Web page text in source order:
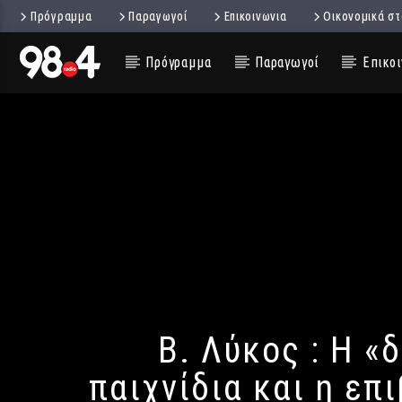
Πρόγραμμα Παραγωγοί Επικοινωνια Οικονομικά
Πρόγραμμα Παραγωγοί
Β. Λύκος : Η
παιχνίδια και η